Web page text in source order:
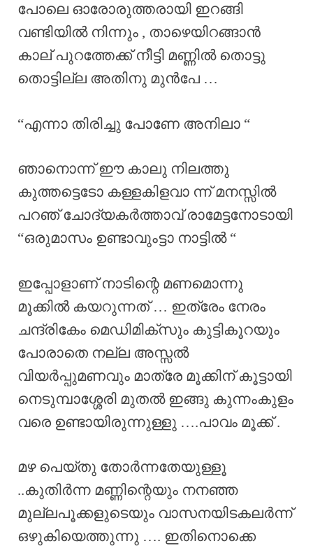
പോലെ ഓരോരുത്തരായി ഇറങ്ങി
വണ്ടിയിൽ നിന്നും , താഴെയിറങ്ങാൻ
കാല് പുറത്തേക്ക് നീട്ടി മണ്ണിൽ തൊട്ടു
തൊട്ടില്ല അതിനു മുൻപേ …
“എന്നാ തിരിച്ചു പോണേ അനിലാ “
ഞാനൊന്ന് ഈ കാലു നിലത്തു
കുത്തട്ടെടോ കള്ളകിളവാ ന്ന് മനസ്സിൽ
പറഞ് ചോദ്യകർത്താവ് രാമേട്ടനോടായി
“ഒരുമാസം ഉണ്ടാവുംട്ടാ നാട്ടിൽ “
ഇപ്പോളാണ് നാടിന്റെ മണമൊന്നു
മൂക്കിൽ കയറുന്നത് … ഇത്രേം നേരം
ചന്ദ്രികേം മെഡിമിക്‌സും കുട്ടികൂറയും
പോരാതെ നല്ല അസ്സൽ
വിയർപ്പുമണവും മാത്രേ മൂക്കിന് കൂട്ടായി
നെടുമ്പാശ്ശേരി മുതൽ ഇങ്ങു കുന്നംകുളം
വരെ ഉണ്ടായിരുന്നുള്ളു ….പാവം മൂക്ക് .
മഴ പെയ്തു തോർന്നതേയുള്ളൂ
..കുതിർന്ന മണ്ണിന്റെയും നനഞ്ഞ
മുല്ലപൂക്കളുടെയും വാസനയിടകലർന്ന്
ഒഴുകിയെത്തുന്നു …. ഇതിനൊക്കെ